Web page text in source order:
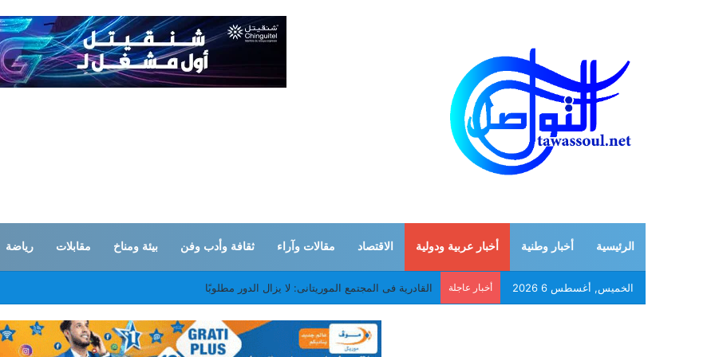
الرئيسية أخبار وطنية أخبار عربية ودولية الاقتصاد مقالات وآراء ثقافة وأدب وفن بيئة ومناخ مقابلات رياضة
الخميس, أغسطس 6 2026 أخبار عاجلة القادرية فى المجتمع الموريتانى: لا يزال الدور مطلوبًا